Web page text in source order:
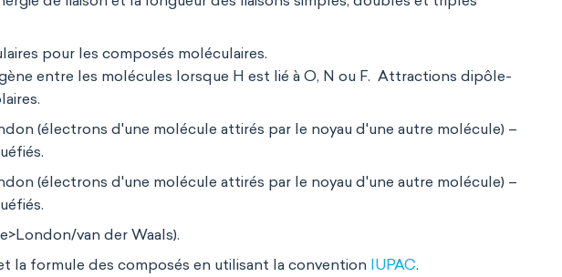
pour les composés moléculaires.
entre les molécules lorsque H est lié à O, N ou F. Attractions dipôle-
(électrons d'une molécule attirés par le noyau d'une autre molécule) –
(électrons d'une molécule attirés par le noyau d'une autre molécule) –
van der Waals).
la formule des composés en utilisant la convention IUPAC.